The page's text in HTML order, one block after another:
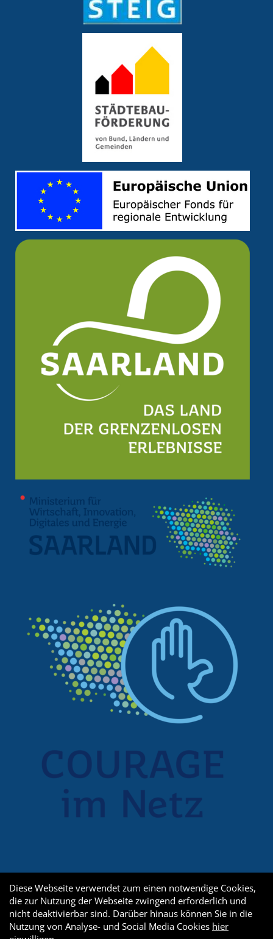
Diese Webseite verwendet zum einen notwendige Cookies,
die zur Nutzung der Webseite zwingend erforderlich und
nicht deaktivierbar sind. Darüber hinaus können Sie in die
Nutzung von Analyse- und Social Media Cookies hier